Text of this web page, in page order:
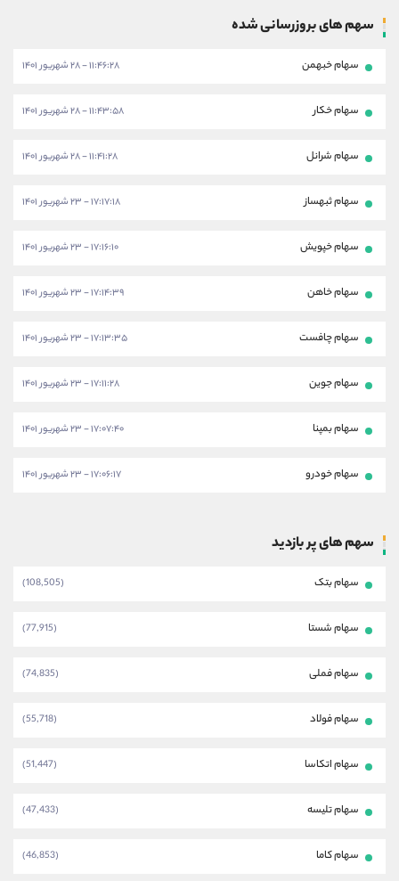
سهم های بروزرسانی شده
سهام خبهمن ۱۱:۴۶:۲۸ - ۲۸ شهریور ۱۴۰۱
سهام خکار ۱۱:۴۳:۵۸ - ۲۸ شهریور ۱۴۰۱
سهام شرانل ۱۱:۴۱:۲۸ - ۲۸ شهریور ۱۴۰۱
سهام ثبهساز ۱۷:۱۷:۱۸ - ۲۳ شهریور ۱۴۰۱
سهام خپویش ۱۷:۱۶:۱۰ - ۲۳ شهریور ۱۴۰۱
سهام خاهن ۱۷:۱۴:۳۹ - ۲۳ شهریور ۱۴۰۱
سهام چافست ۱۷:۱۳:۳۵ - ۲۳ شهریور ۱۴۰۱
سهام جوین ۱۷:۱۱:۲۸ - ۲۳ شهریور ۱۴۰۱
سهام بمپنا ۱۷:۰۷:۴۰ - ۲۳ شهریور ۱۴۰۱
سهام خودرو ۱۷:۰۶:۱۷ - ۲۳ شهریور ۱۴۰۱
سهم های پر بازدید
سهام بتک (108,505)
سهام شستا (77,915)
سهام فملی (74,835)
سهام فولاد (55,718)
سهام اتکاسا (51,447)
سهام تلیسه (47,433)
سهام کاما (46,853)